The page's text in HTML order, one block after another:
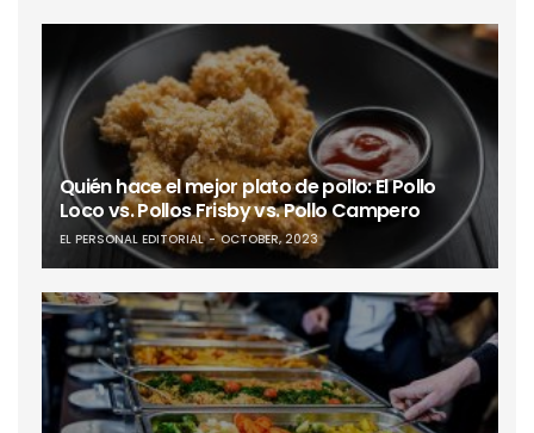
Quién hace el mejor plato de pollo: El Pollo
Loco vs. Pollos Frisby vs. Pollo Campero
EL PERSONAL EDITORIAL OCTOBER, 2023